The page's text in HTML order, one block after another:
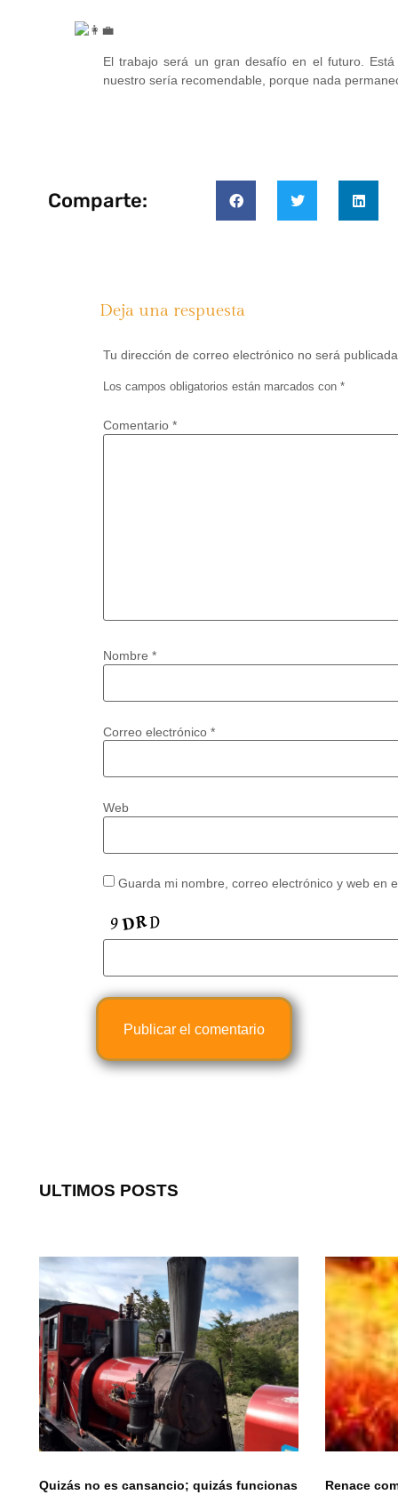
El trabajo será un gran desafío en el futuro.
nuestro sería recomendable, porque nada
Comparte:
Deja una respuesta
Tu dirección de correo electrónico no será
Los campos obligatorios están marcados con *
Comentario *
Nombre *
Correo electrónico *
Web
Guarda mi nombre, correo electrónico y web en
ULTIMOS POSTS
Quizás no es cansancio; quizás funcionas
Renace